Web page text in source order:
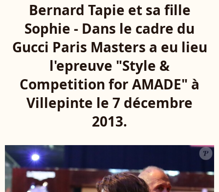
Bernard Tapie et sa fille
Sophie - Dans le cadre du
Gucci Paris Masters a eu lieu
l'epreuve "Style &
Competition for AMADE" à
Villepinte le 7 décembre
2013.